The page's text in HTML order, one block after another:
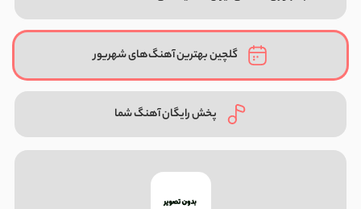
گلچین بهترین آهنگ‌های شهریور
پخش رایگان آهنگ شما